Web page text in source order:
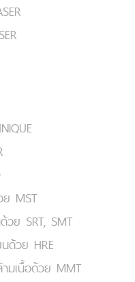
MST
วย SRT, SMT
ด้วย HRE
มเนื้อด้วย MMT